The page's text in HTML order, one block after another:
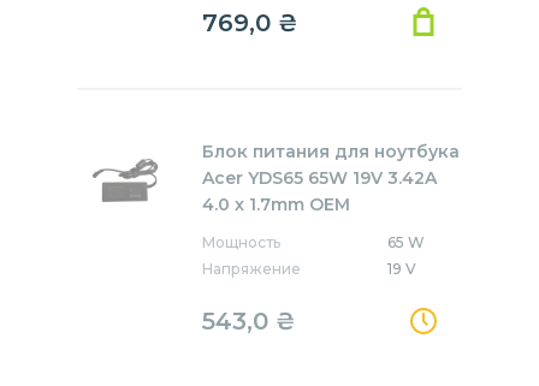
769,0 ₴
Блок питания для ноутбука
Acer YDS65 65W 19V 3.42A
4.0 x 1.7mm OEM
Мощность
65 W
Напряжение
19 V
543,0 ₴